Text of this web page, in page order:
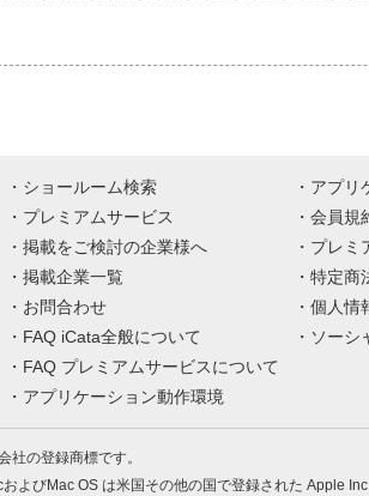
ショールーム検索
プレミアムサービス
掲載をご検討の企業様へ
掲載企業一覧
お問合わせ
FAQ iCata全般について
FAQ プレミアムサービスについて
アプリケーション動作環境
アプリ
会員規
プレミ
特定商
個人情
ソーシ
社の登録商標です。
よびMac OS は米国その他の国で登録された Apple